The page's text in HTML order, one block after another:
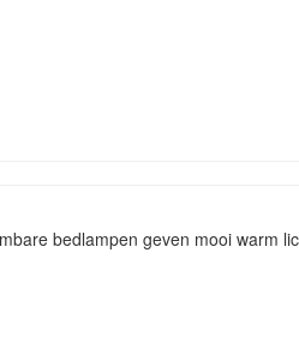
bedlampen geven mooi warm